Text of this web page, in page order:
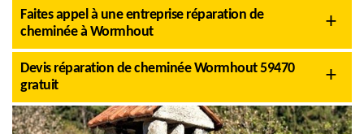
Faites appel à une entreprise réparation de
cheminée à Wormhout
Devis réparation de cheminée Wormhout 59470
gratuit